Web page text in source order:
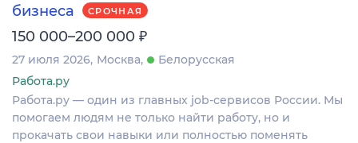
бизнеса
СРОЧНАЯ
150 000–200 000 ₽
27 июля 2026 Москва
Белорусская
Работа.ру
Работа.ру — один из главных job-сервисов России. Мы
помогаем людям не только найти работу, но и
прокачать свои навыки или полностью поменять